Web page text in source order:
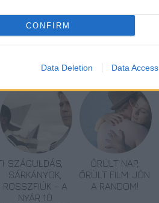
CONFIRM
Data Deletion Data Access
SZÁGULDÁS,
SÁRKÁNYOK,
ROSSZFIÚK – A
NYÁR 10
ŐRÜLT NAP,
ŐRÜLT FILM: JÖN
A RANDOM!